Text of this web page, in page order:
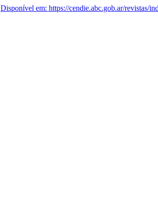
Disponível em: https://cendie.abc.gob.ar/revistas/